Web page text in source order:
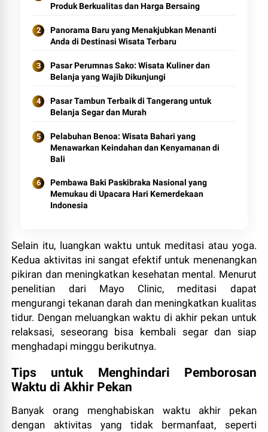
Produk Berkualitas dan Harga Bersaing
Panorama Baru yang Menakjubkan Menanti
Anda di Destinasi Wisata Terbaru
Pasar Perumnas Sako: Wisata Kuliner dan
Belanja yang Wajib Dikunjungi
Pasar Tambun Terbaik di Tangerang untuk
Belanja Segar dan Murah
Pelabuhan Benoa: Wisata Bahari yang
Menawarkan Keindahan dan Kenyamanan di
Bali
Pembawa Baki Paskibraka Nasional yang
Memukau di Upacara Hari Kemerdekaan
Indonesia
Selain itu, luangkan waktu untuk meditasi atau yoga.
Kedua aktivitas ini sangat efektif untuk menenangkan
pikiran dan meningkatkan kesehatan mental. Menurut
penelitian dari Mayo Clinic, meditasi dapat
mengurangi tekanan darah dan meningkatkan kualitas
tidur. Dengan meluangkan waktu di akhir pekan untuk
relaksasi, seseorang bisa kembali segar dan siap
menghadapi minggu berikutnya.
Tips untuk Menghindari Pemborosan
Waktu di Akhir Pekan
Banyak orang menghabiskan waktu akhir pekan
dengan aktivitas yang tidak bermanfaat, seperti